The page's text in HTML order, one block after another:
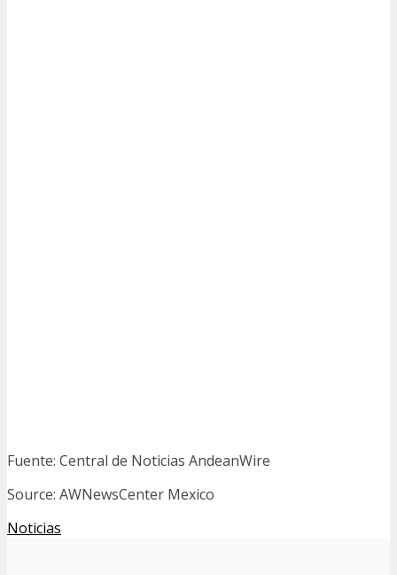
Fuente: Central de Noticias AndeanWire
Source: AWNewsCenter Mexico
Noticias